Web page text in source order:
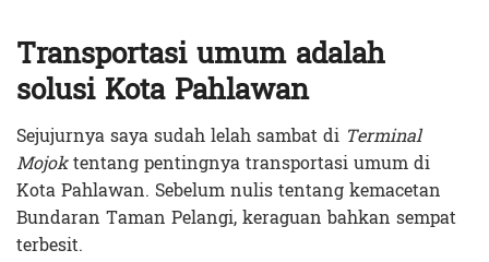
Transportasi umum adalah
solusi Kota Pahlawan
Sejujurnya saya sudah lelah sambat di Terminal
Mojoktentang pentingnya transportasi umum di
Kota Pahlawan. Sebelum nulis tentang kemacetan
Bundaran Taman Pelangi, keraguan bahkan sempat
terbesit.